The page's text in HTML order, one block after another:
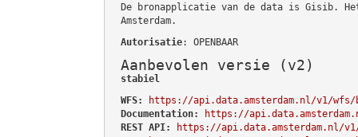
De bronapplicatie van de data is Gisib. Het
Amsterdam.
Autorisatie: OPENBAAR
Aanbevolen versie (v2)
stabiel
WFS:
https://api.data.amsterdam.nl/v1/wfs/
Documentation:
https://
REST API:
https://api.data.amsterdam.nl/v1/